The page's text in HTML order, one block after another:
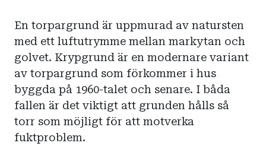
En torpargrund är uppmurad av natursten
med ett luftutrymme mellan markytan och
golvet. Krypgrund är en modernare variant
av torpargrund som förkommer i hus
byggda på 1960-talet och senare. I båda
fallen är det viktigt att grunden hålls så
torr som möjligt för att motverka
fuktproblem.